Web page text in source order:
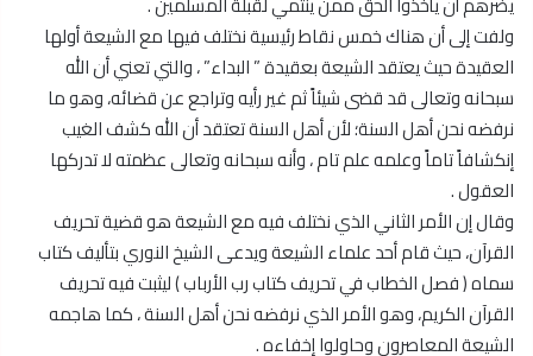
ولفت إلى أن هناك خمس نقاط رئيسية نختلف فيها مع الشيعة أولها
العقيدة حيث يعتقد الشيعة بعقيدة ” البداء” ، والتي تعني أن الله
سبحانه وتعالى قد قضى شيئاً ثم غير رأيه وتراجع عن قضائه، وهو ما
نرفضه نحن أهل السنة؛ لأن أهل السنة تعتقد أن الله كشف الغيب
إنكشافاً تاماً وعلمه علم تام ، وأنه سبحانه وتعالى عظمته لا تدركها
العقول .
وقال إن الأمر الثاني الذي نختلف فيه مع الشيعة هو قضية تحريف
القرآن، حيث قام أحد علماء الشيعة ويدعى الشيخ النوري بتأليف كتاب
سماه ( فصل الخطاب في تحريف كتاب رب الأرباب ) ليثبت فيه تحريف
القرآن الكريم، وهو الأمر الذي نرفضه نحن أهل السنة ، كما هاجمه
الشيعة المعاصرون وحاولوا إخفاءه .